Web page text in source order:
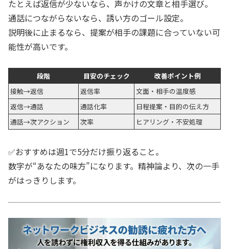
たとえば返信が少ないなら、声かけの文章と相手選び。
通話につながらないなら、誘い方のゴール設定。
説明後に止まるなら、提案が相手の課題に合っていない可
能性が高いです。
段階 目安のチェック
改善ポイント例
接触→返信
返信率
文面・相手の温度感
返信→通話
通話化率
日程提案・目的の伝え方
通話→次アクション
次率 ヒアリング・不安処理
✅おすすめは週1で5分だけ振り返ること。
数字が“あなたの味方”になります。精神論より、次の一手
がはっきりします。